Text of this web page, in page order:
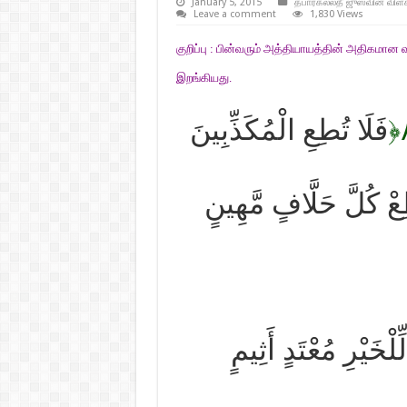
Leave a comment
1,830 Views
குறிப்பு : பின்வரும் அத்தியாயத்தின்
இறங்கியது.
فَلَا تُطِعِ الْمُكَذِّبِينَ﴿
كُلَّ حَلَّافٍ مَّهِينٍ
مُعْتَدٍ أَثِيمٍ